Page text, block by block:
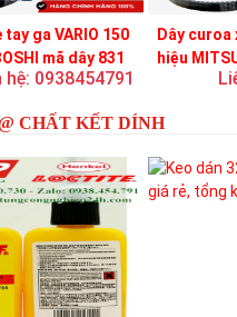
tay ga VARIO 150
mã dây 831
hệ: 0938454791
Dây curoa
hiệu
CHẤT KẾT DÍNH